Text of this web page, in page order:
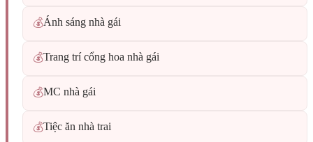
💰Ánh sáng nhà gái
💰Trang trí cổng hoa nhà gái
💰MC nhà gái
💰Tiệc ăn nhà trai